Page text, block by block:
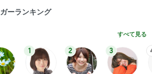
ーランキング
すべて見る
1 2 3